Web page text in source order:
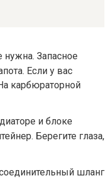
нужна. Запасное
Если у вас
карбюраторной
и блоке
Берегите глаза,
шланг